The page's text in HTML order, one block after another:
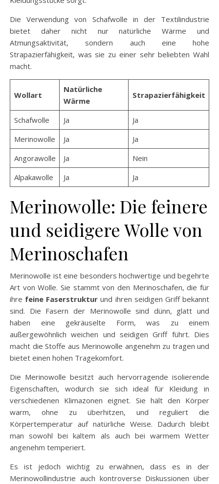
Die Verwendung von Schafwolle in der Textilindustrie
bietet daher nicht nur natürliche Wärme und
Atmungsaktivität, sondern auch eine hohe
Strapazierfähigkeit, was sie zu einer sehr beliebten Wahl
macht.
Wollart
Natürliche
Wärme
Strapazierfähigkeit
Schafwolle Ja
Ja
Merinowolle
Ja
Ja
Angorawolle
Ja
Nein
Alpakawolle
Ja Ja
Merinowolle: Die feinere
und seidigere Wolle von
Merinoschafen
Merinowolle ist eine besonders hochwertige und begehrte
Art von Wolle. Sie stammt von den Merinoschafen, die für
ihre feine Faserstruktur und ihren seidigen Griff bekannt
sind. Die Fasern der Merinowolle sind dünn, glatt und
haben eine gekräuselte Form, was zu einem
außergewöhnlich weichen und seidigen Griff führt. Dies
macht die Stoffe aus Merinowolle angenehm zu tragen und
bietet einen hohen Tragekomfort.
Die Merinowolle besitzt auch hervorragende isolierende
Eigenschaften, wodurch sie sich ideal für Kleidung in
verschiedenen Klimazonen eignet. Sie hält den Körper
warm, ohne zu überhitzen, und reguliert die
Körpertemperatur auf natürliche Weise. Dadurch bleibt
man sowohl bei kaltem als auch bei warmem Wetter
angenehm temperiert.
Es ist jedoch wichtig zu erwähnen, dass es in der
Merinowollindustrie auch kontroverse Diskussionen über